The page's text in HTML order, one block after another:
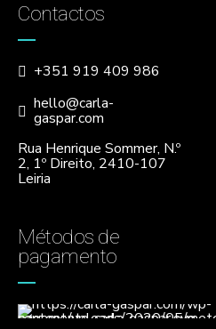
Contactos
+351 919 409 986
hello@carla-
gaspar.com
Rua Henrique Sommer, N.º
2, 1º Direito, 2410-107
Leiria
Métodos de
pagamento